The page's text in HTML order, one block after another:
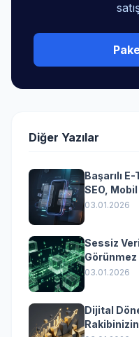
Diğer Yazılar
Başarılı
SEO,
Yazılımın
03.01.2026
Sessiz
03.01.2026
Dijital